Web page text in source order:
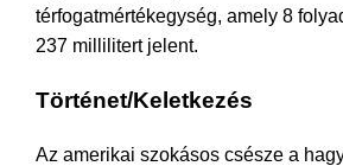
térfogatmértékegység, amely 8
237 millilitert jelent.
Történet/Keletkezés
Az amerikai szokásos csésze a